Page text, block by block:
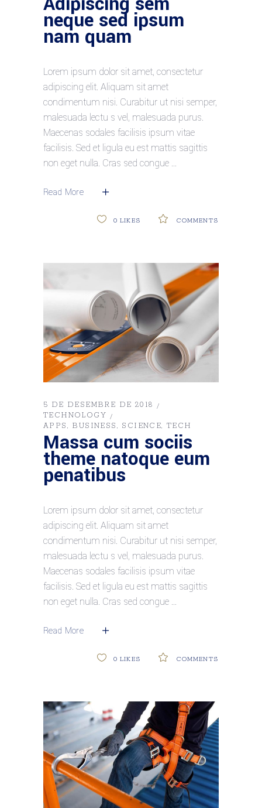
neque sed ipsum
nam quam
Lorem ipsum dolor sit amet, consectetur
adipiscing elit. Aliquam sit amet
condimentum nisi. Curabitur ut nisi semper,
malesuada lectu s vel, malesuada purus.
Maecenas sodales facilisis ipsum vitae
facilisis. Sed et ligula eu est mattis sagittis
non eget nulla. Cras sed congue
Read More
COMMENTS
0 LIKES
5 DE DESEMBRE DE 2018
TECHNOLOGY
APPS
BUSINESS SCIENCE TECH
Massa cum sociis
theme natoque eum
penatibus
Lorem ipsum dolor sit amet, consectetur
adipiscing elit. Aliquam sit amet
condimentum nisi. Curabitur ut nisi semper,
malesuada lectu s vel, malesuada purus.
Maecenas sodales facilisis ipsum vitae
facilisis. Sed et ligula eu est mattis sagittis
non eget nulla. Cras sed congue
Read More
COMMENTS
0 LIKES